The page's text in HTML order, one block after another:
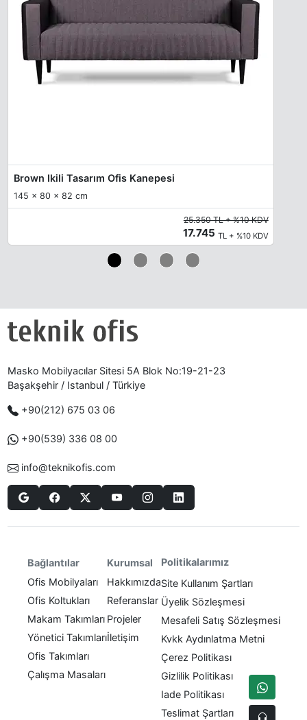
Brown Ikili Tasarım Ofis Kanepesi
145 x 80 x 82 cm
25.350 TL + %10 KDV
17.745 TL + %10 KDV
Masko Mobilyacılar Sitesi 5A Blok No:19-21-23
Başakşehir / Istanbul / Türkiye
+90(212) 675 03 06
+90(539) 336 08 00
info@teknikofis.com
Bağlantılar
Ofis Mobilyaları
Ofis Koltukları
Makam Takımları
Yönetici Takımları
Ofis Takımları
Çalışma Masaları
Kurumsal
Hakkımızda
Referanslar
Projeler
İletişim
Politikalarımız
Site Kullanım Şartları
Üyelik Sözleşmesi
Mesafeli Satış Sözleşmesi
Kvkk Aydınlatma Metni
Çerez Politikası
Gizlilik Politikası
Iade Politikası
Teslimat Şartları